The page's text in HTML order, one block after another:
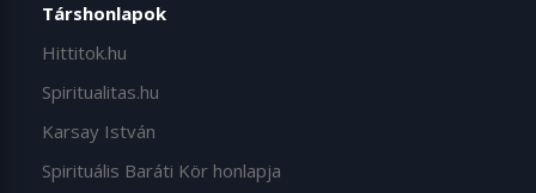
Társhonlapok
Hittitok.hu
Spiritualitas.hu
Karsay István
Spirituális Baráti Kör honlapja